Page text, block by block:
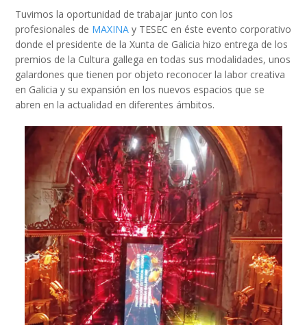
Tuvimos la oportunidad de trabajar junto con los
profesionales de MAXINA y TESEC en éste evento corporativo
donde el presidente de la Xunta de Galicia hizo entrega de los
premios de la Cultura gallega en todas sus modalidades, unos
galardones que tienen por objeto reconocer la labor creativa
en Galicia y su expansión en los nuevos espacios que se
abren en la actualidad en diferentes ámbitos.